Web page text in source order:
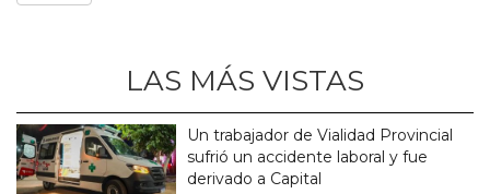
LAS MÁS VISTAS
Un trabajador de Vialidad Provincial
sufrió un accidente laboral y fue
derivado a Capital